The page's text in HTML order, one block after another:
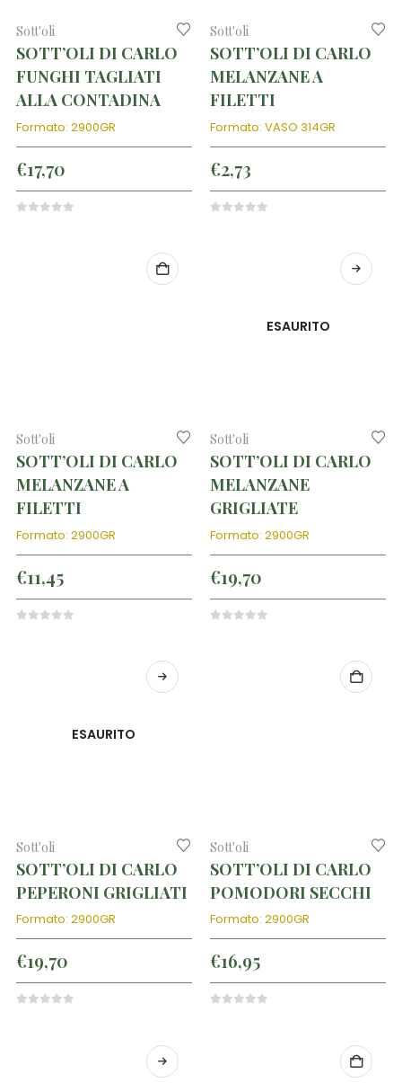
Sott'oli
SOTT’OLI DI CARLO
FUNGHI TAGLIATI
ALLA CONTADINA
Formato: 2900GR
€17,70
Sott'oli
SOTT’OLI DI CARLO
MELANZANE A
FILETTI
Formato: VASO 314GR
€2,73
Sott'oli
SOTT’OLI DI CARLO
MELANZANE A
FILETTI
Formato: 2900GR
€11,45
ESAURITO
Sott'oli
SOTT’OLI DI CARLO
MELANZANE
GRIGLIATE
Formato: 2900GR
€19,70
ESAURITO
Sott'oli
SOTT’OLI DI CARLO
PEPERONI GRIGLIATI
Formato: 2900GR
€19,70
Sott'oli
SOTT’OLI DI CARLO
POMODORI SECCHI
Formato: 2900GR
€16,95